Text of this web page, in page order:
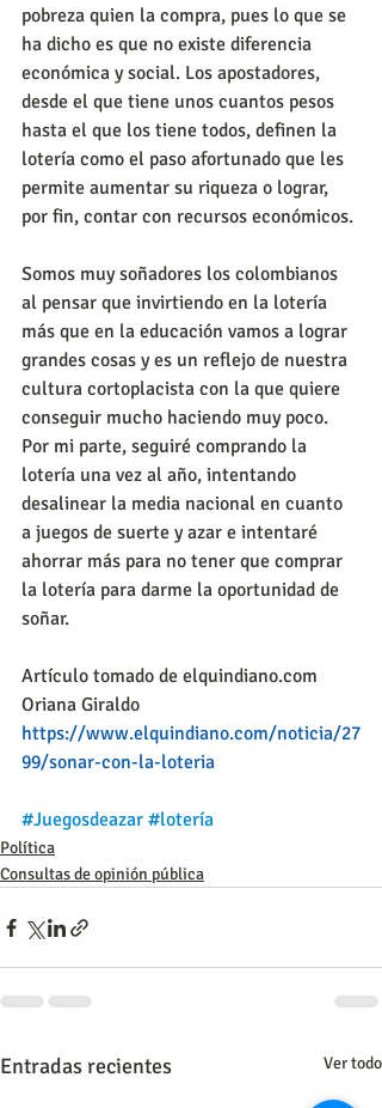
pobreza quien la compra, pues lo que se
ha dicho es que no existe diferencia
económica y social. Los apostadores,
desde el que tiene unos cuantos pesos
hasta el que los tiene todos, definen la
lotería como el paso afortunado que les
permite aumentar su riqueza o lograr,
por fin, contar con recursos económicos.
Somos muy soñadores los colombianos
al pensar que invirtiendo en la lotería
más que en la educación vamos a lograr
grandes cosas y es un reflejo de nuestra
cultura cortoplacista con la que quiere
conseguir mucho haciendo muy poco.
Por mi parte, seguiré comprando la
lotería una vez al año, intentando
desalinear la media nacional en cuanto
a juegos de suerte y azar e intentaré
ahorrar más para no tener que comprar
la lotería para darme la oportunidad de
soñar.
Artículo tomado de elquindiano.com
Oriana Giraldo
https://www.elquindiano.com/noticia/27
99/sonar-con-la-loteria
#Juegosdeazar #lotería
Política
Consultas de opinión pública
Entradas recientes Ver todo